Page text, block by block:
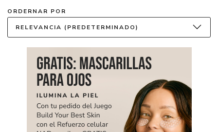
ORDERNAR POR
RELEVANCIA (PREDETERMINADO)